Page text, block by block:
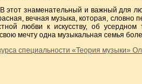
В этот знаменательный и важный для
вечная музыка, которая, словно
любви к искусству, об
мечту одна музыкальная семья
специальности «Теория музыки»